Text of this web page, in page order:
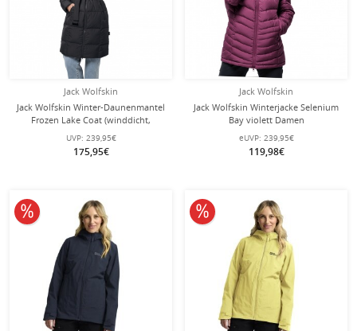
Jack Wolfskin
Jack Wolfskin Winter-Daunenmantel
Frozen Lake Coat (winddicht,
wasserabweisend) schwarz Damen
UVP: 239,95€
175,95€
Jack Wolfskin
Jack Wolfskin Winterjacke Selenium
Bay violett Damen
eUVP: 239,95€
119,98€
10% reduziert 10% reduziert